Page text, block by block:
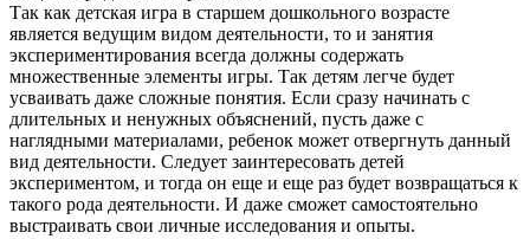
Так как детская игра в старшем дошкольного возрасте
является ведущим видом деятельности, то и занятия
экспериментирования всегда должны содержать
множественные элементы игры. Так детям легче будет
усваивать даже сложные понятия. Если сразу начинать с
длительных и ненужных объяснений, пусть даже с
наглядными материалами, ребенок может отвергнуть данный
вид деятельности. Следует заинтересовать детей
экспериментом, и тогда он еще и еще раз будет возвращаться к
такого рода деятельности. И даже сможет самостоятельно
выстраивать свои личные исследования и опыты.